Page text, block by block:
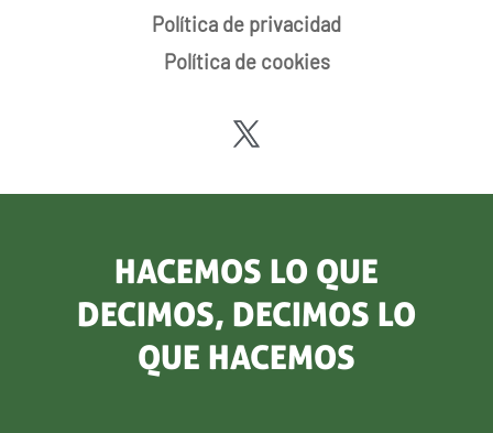
Política de privacidad
Política de cookies
HACEMOS LO QUE
DECIMOS, DECIMOS LO
QUE HACEMOS